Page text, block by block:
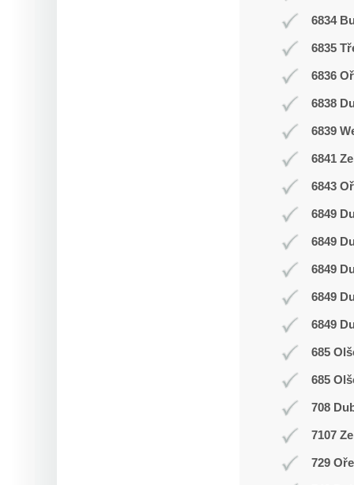
6834
6835
6836
6838
6839
6841
6843
6849
6849
6849
6849
6849
685
685
708
7107
729